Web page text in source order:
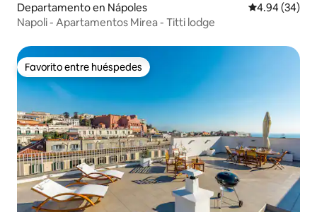
Departamento en Nápoles Calificación
4.94 (34)
Napoli - Apartamentos Mirea - Titti lodge
Favorito entre huéspedes
Favorito entre huéspedes